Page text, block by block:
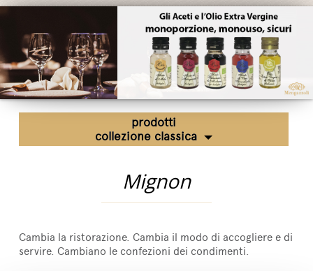
Fiere ed Eventi
Riconoscimenti
News
Egocalo
Mengazzoli TV
Mengazzoli LIVE
prodotti
collezione classica
Mignon
Cambia la ristorazione. Cambia il modo di accogliere e di
servire. Cambiano le confezioni dei condimenti.